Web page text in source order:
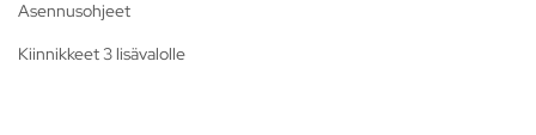
Asennusohjeet
Kiinnikkeet 3 lisävalolle